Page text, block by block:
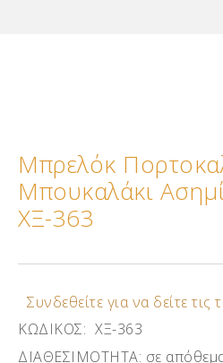
Μπρελόκ
Μπουκαλάκι
ΧΞ-363
Συνδεθείτε για να δείτε τις
ΚΩΔΙΚΟΣ: ΧΞ-363
ΔΙΑΘΕΣΙΜΟΤΗΤΑ: σε